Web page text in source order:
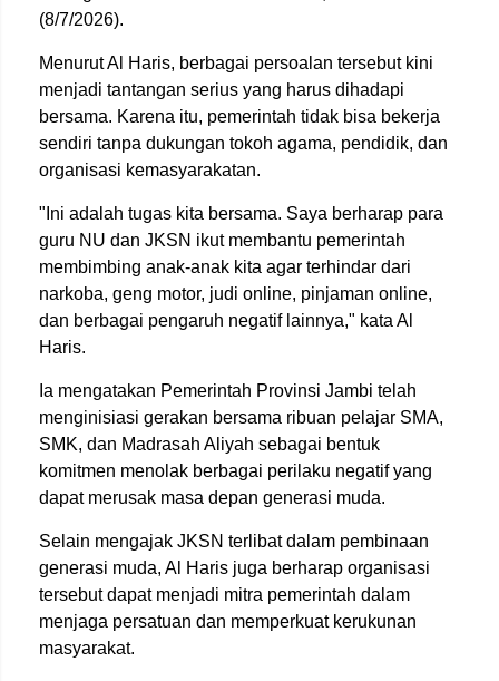
(8/7/2026).
Menurut Al Haris, berbagai persoalan tersebut kini
menjadi tantangan serius yang harus dihadapi
bersama. Karena itu, pemerintah tidak bisa bekerja
sendiri tanpa dukungan tokoh agama, pendidik, dan
organisasi kemasyarakatan.
"Ini adalah tugas kita bersama. Saya berharap para
guru NU dan JKSN ikut membantu pemerintah
membimbing anak-anak kita agar terhindar dari
narkoba, geng motor, judi online, pinjaman online,
dan berbagai pengaruh negatif lainnya," kata Al
Haris.
Ia mengatakan Pemerintah Provinsi Jambi telah
menginisiasi gerakan bersama ribuan pelajar SMA,
SMK, dan Madrasah Aliyah sebagai bentuk
komitmen menolak berbagai perilaku negatif yang
dapat merusak masa depan generasi muda.
Selain mengajak JKSN terlibat dalam pembinaan
generasi muda, Al Haris juga berharap organisasi
tersebut dapat menjadi mitra pemerintah dalam
menjaga persatuan dan memperkuat kerukunan
masyarakat.